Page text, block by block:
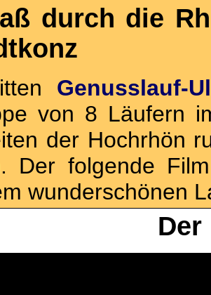
durch die
Genusslauf-
von 8 Läufern
der Hochrhön
Der folgende
wunderschönen
Der